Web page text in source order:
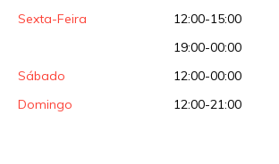
Sexta-Feira
12:00-15:00
19:00-00:00
Sábado
12:00-00:00
Domingo
12:00-21:00